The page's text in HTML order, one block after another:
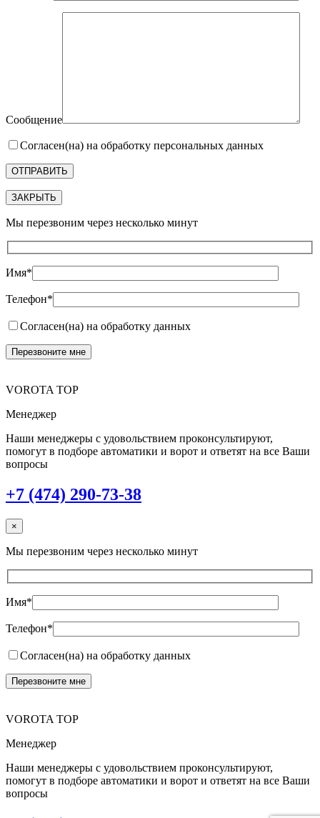
Сообщение
Согласен(на) на обработку персональных данных
ЗАКРЫТЬ
Мы перезвоним через несколько минут
Имя*
Телефон*
Согласен(на) на обработку данных
VOROTA TOP
Менеджер
Наши менеджеры с удовольствием проконсультируют,
помогут в подборе автоматики и ворот и ответят на все Ваши
вопросы
+7 (474) 290-73-38
×
Мы перезвоним через несколько минут
Имя*
Телефон*
Согласен(на) на обработку данных
VOROTA TOP
Менеджер
Наши менеджеры с удовольствием проконсультируют,
помогут в подборе автоматики и ворот и ответят на все Ваши
вопросы